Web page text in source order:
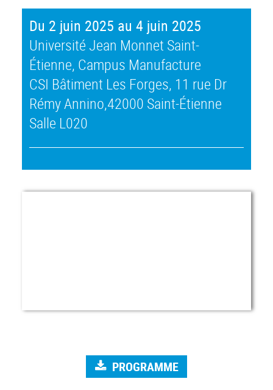
Du 2 juin 2025 au 4 juin 2025
Université Jean Monnet Saint-
Étienne, Campus Manufacture
CSI Bâtiment Les Forges, 11 rue Dr
Rémy Annino,42000 Saint-Étienne
Salle L020
PROGRAMME